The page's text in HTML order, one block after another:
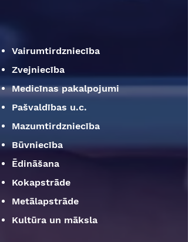
Vairumtirdzniecība
Zvejniecība
Medicīnas pakalpojumi
Pašvaldības u.c.
Mazumtirdzniecība
Būvniecība
Ēdināšana
Kokapstrāde
Metālapstrāde
Kultūra un māksla